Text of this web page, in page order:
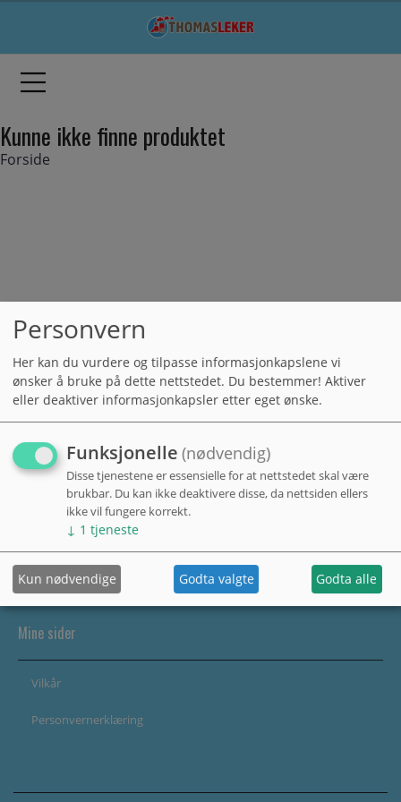
Kunne ikke finne produktet
Forside
Mine sider
Vilkår
Personvernerklæring
Personvern
Her kan du vurdere og tilpasse informasjonkapslene vi
ønsker å bruke på dette nettstedet. Du bestemmer! Aktiver
eller deaktiver informasjonkapsler etter eget ønske.
Funksjonelle (nødvendig)
Disse tjenestene er essensielle for at nettstedet skal være
brukbar. Du kan ikke deaktivere disse, da nettsiden ellers
ikke vil fungere korrekt.
↓ 1 tjeneste
Kun nødvendige Godta valgte Godta alle